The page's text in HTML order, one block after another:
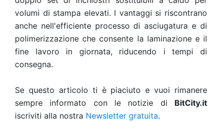
volumi di stampa elevati. I vantaggi si riscontrano
anche nell'efficiente processo di asciugatura e di
polimerizzazione che consente la laminazione e il
fine lavoro in giornata, riducendo i tempi di
consegna.
Se questo articolo ti è piaciuto e vuoi rimanere
sempre informato con le notizie di BitCity.it
iscriviti alla nostra Newsletter gratuita.